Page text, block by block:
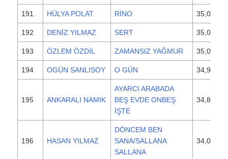
191 HÜLYA POLAT RİNO 35,000
192 DENİZ YILMAZ SERT 35,000
193 ÖZLEM ÖZDİL ZAMANSIZ YAĞMUR 35,000
194 OGÜN SANLISOY O GÜN 34,900
195 ANKARALI NAMIK
AYARCI ARABADA
BEŞ EVDE ONBEŞ
İŞTE
34,800
196 HASAN YILMAZ
DÖNCEM BEN
SANA/SALLANA
SALLANA
34,000